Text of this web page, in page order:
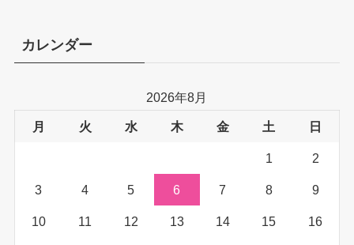
カレンダー
2026年8月
月 火 水 木 金 土 日
1 2
3 4 5 6 7 8 9
10 11 12 13 14 15 16